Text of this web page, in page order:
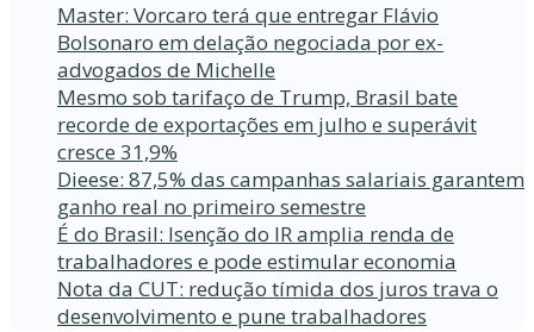
Master: Vorcaro terá que entregar Flávio
Bolsonaro em delação negociada por ex-
advogados de Michelle
Mesmo sob tarifaço de Trump, Brasil bate
recorde de exportações em julho e superávit
cresce 31,9%
Dieese: 87,5% das campanhas salariais garantem
ganho real no primeiro semestre
É do Brasil: Isenção do IR amplia renda de
trabalhadores e pode estimular economia
Nota da CUT: redução tímida dos juros trava o
desenvolvimento e pune trabalhadores